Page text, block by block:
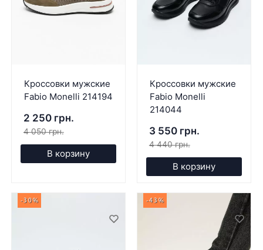
Кроссовки мужские
Fabio Monelli 214194
2 250 грн.
4 050 грн.
В корзину
Кроссовки мужские
Fabio Monelli
214044
3 550 грн.
4 440 грн.
В корзину
-30% -43%